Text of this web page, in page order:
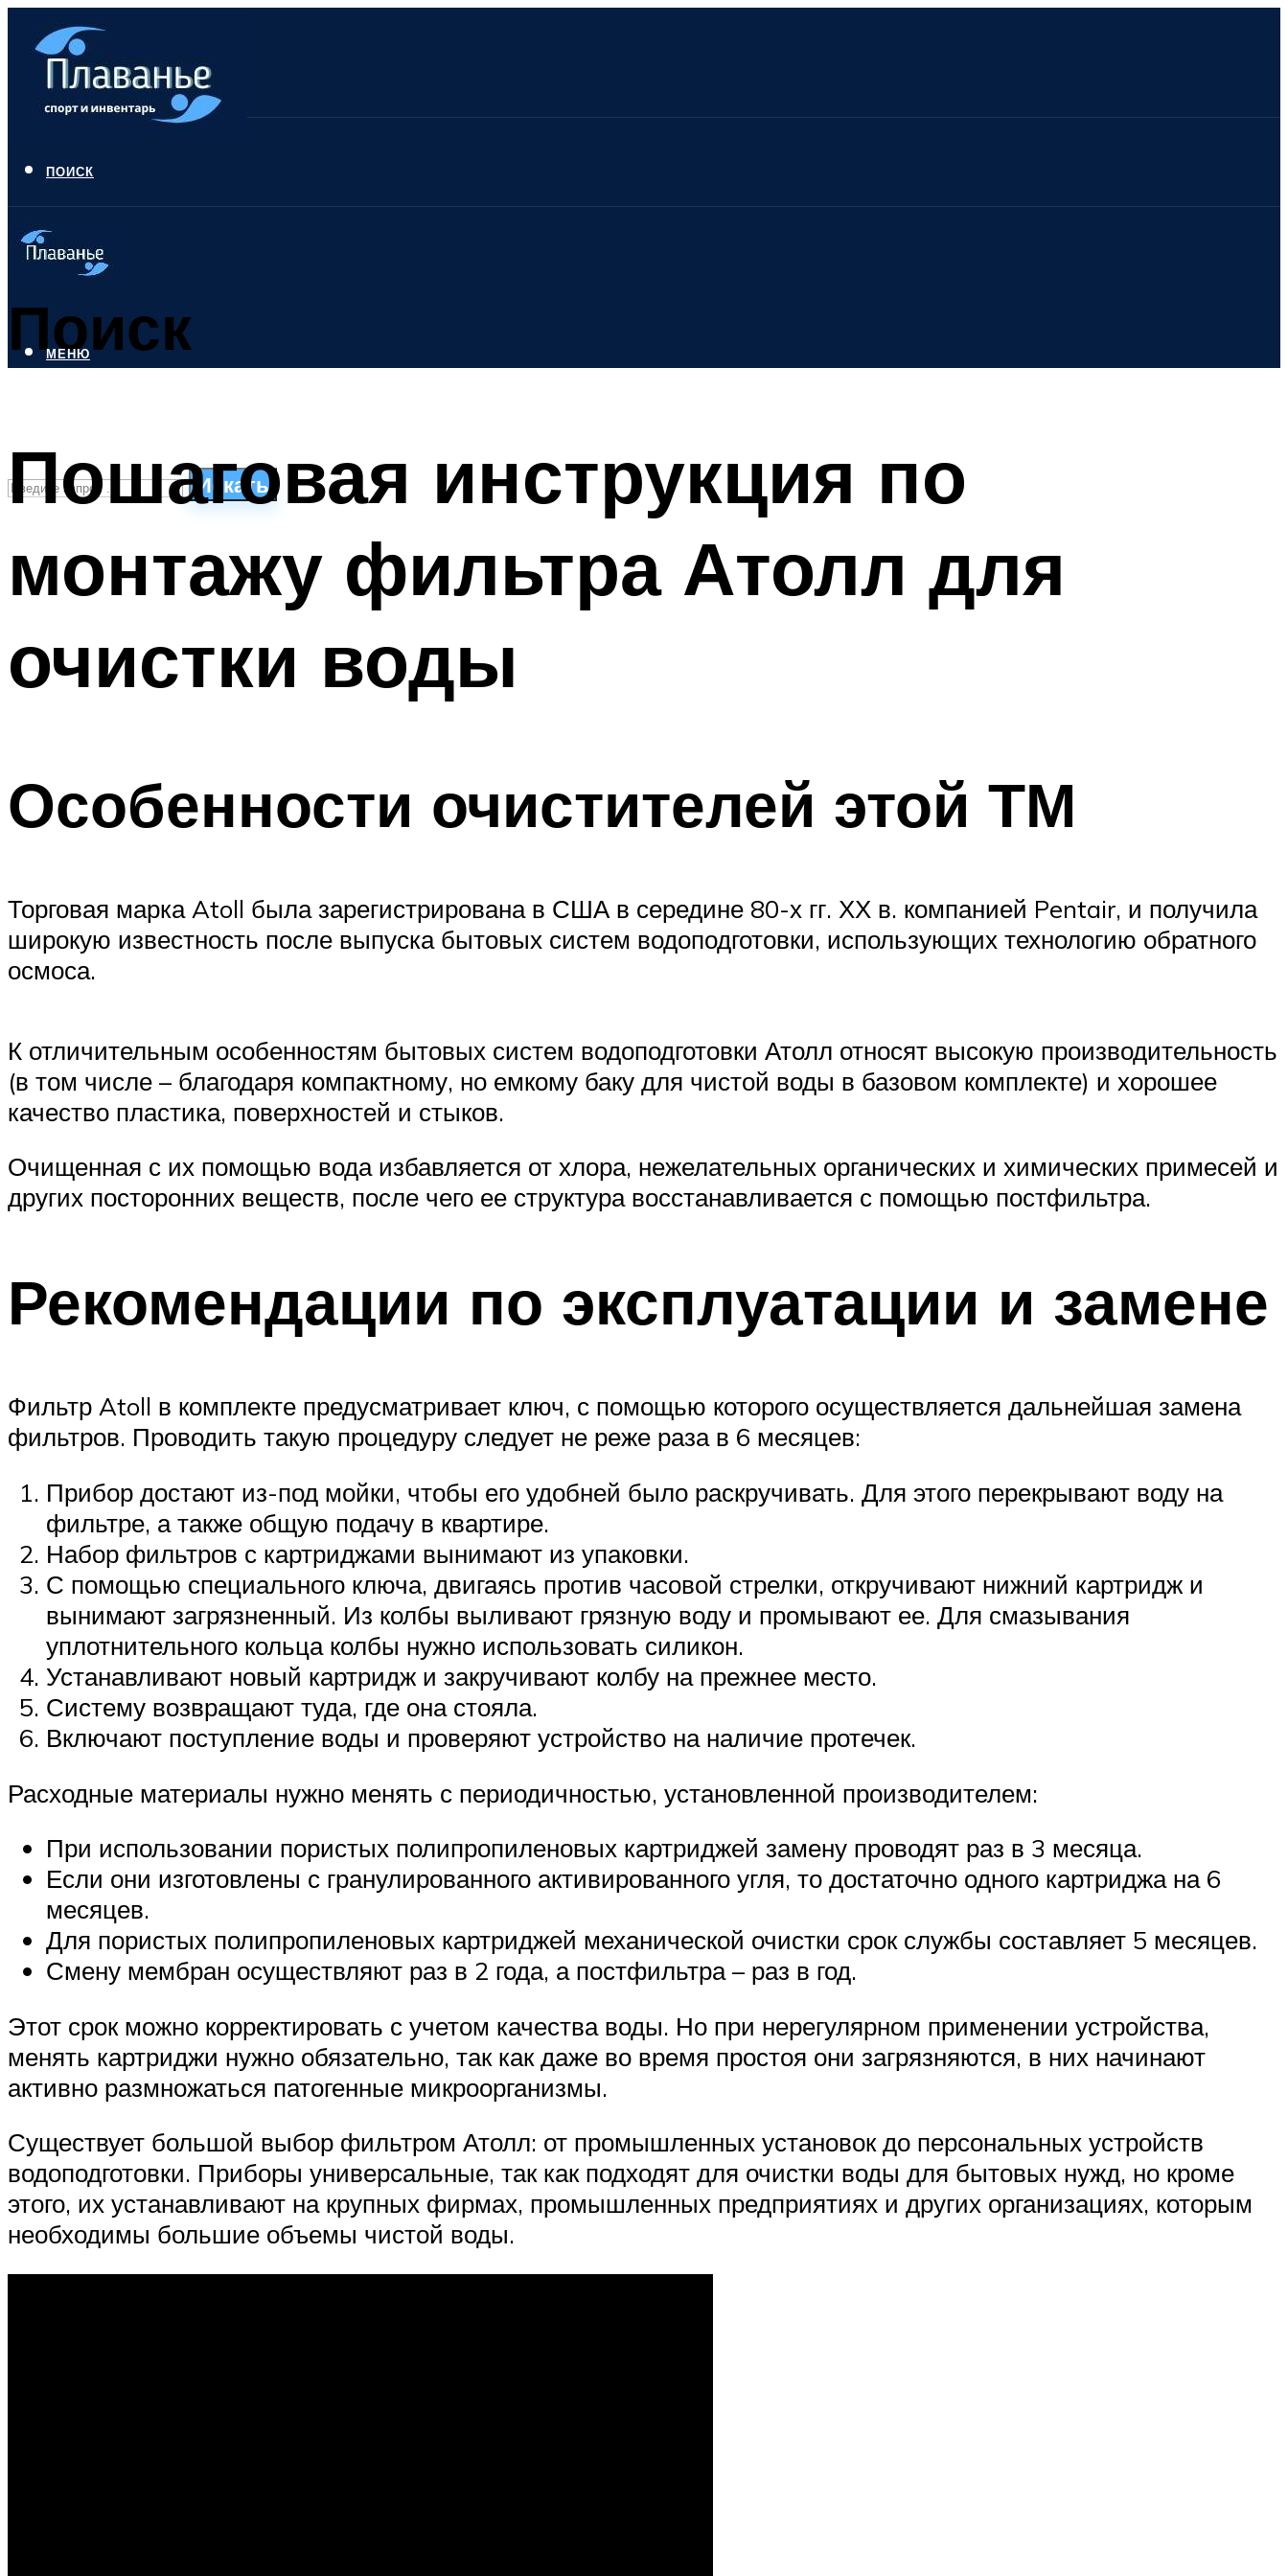
ПОИСК
Поиск
Искать
ПЛАВАНЬЕ ДЛЯ ДЕТЕЙ
ПЛАВАНЬЕ ДЛЯ ПОХУДЕНИЯ
ОЧИСТКА БАССЕЙНОВ
МЕНЮ
Пошаговая инструкция по
монтажу фильтра Атолл для
очистки воды
Особенности очистителей этой ТМ
Торговая марка Atoll была зарегистрирована в США в середине 80-х гг. ХХ в. компанией Pentair, и получила
широкую известность после выпуска бытовых систем водоподготовки, использующих технологию обратного
осмоса.
К отличительным особенностям бытовых систем водоподготовки Атолл относят высокую производительность
(в том числе – благодаря компактному, но емкому баку для чистой воды в базовом комплекте) и хорошее
качество пластика, поверхностей и стыков.
Очищенная с их помощью вода избавляется от хлора, нежелательных органических и химических примесей и
других посторонних веществ, после чего ее структура восстанавливается с помощью постфильтра.
Рекомендации по эксплуатации и замене
Фильтр Atoll в комплекте предусматривает ключ, с помощью которого осуществляется дальнейшая замена
фильтров. Проводить такую процедуру следует не реже раза в 6 месяцев:
Прибор достают из-под мойки, чтобы его удобней было раскручивать. Для этого перекрывают воду на
фильтре, а также общую подачу в квартире.
Набор фильтров с картриджами вынимают из упаковки.
С помощью специального ключа, двигаясь против часовой стрелки, откручивают нижний картридж и
вынимают загрязненный. Из колбы выливают грязную воду и промывают ее. Для смазывания
уплотнительного кольца колбы нужно использовать силикон.
Устанавливают новый картридж и закручивают колбу на прежнее место.
Систему возвращают туда, где она стояла.
Включают поступление воды и проверяют устройство на наличие протечек.
Расходные материалы нужно менять с периодичностью, установленной производителем:
При использовании пористых полипропиленовых картриджей замену проводят раз в 3 месяца.
Если они изготовлены с гранулированного активированного угля, то достаточно одного картриджа на 6
месяцев.
Для пористых полипропиленовых картриджей механической очистки срок службы составляет 5 месяцев.
Смену мембран осуществляют раз в 2 года, а постфильтра – раз в год.
Этот срок можно корректировать с учетом качества воды. Но при нерегулярном применении устройства,
менять картриджи нужно обязательно, так как даже во время простоя они загрязняются, в них начинают
активно размножаться патогенные микроорганизмы.
Существует большой выбор фильтром Атолл: от промышленных установок до персональных устройств
водоподготовки. Приборы универсальные, так как подходят для очистки воды для бытовых нужд, но кроме
этого, их устанавливают на крупных фирмах, промышленных предприятиях и других организациях, которым
необходимы большие объемы чистой воды.